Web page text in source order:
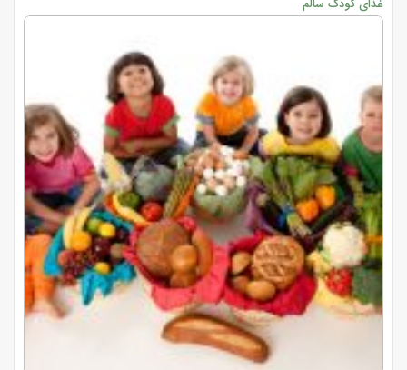
غذای کودک سالم